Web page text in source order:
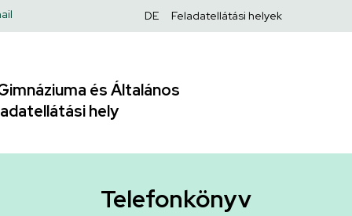
Felső
DE Feladatellátási helyek
és Általános
hely
Telefonkönyv